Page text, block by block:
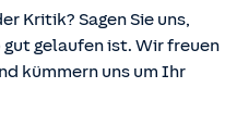
(VAG)
und -
Kritik? Sagen Sie uns,
gelaufen ist. Wir freuen
kümmern uns um Ihr